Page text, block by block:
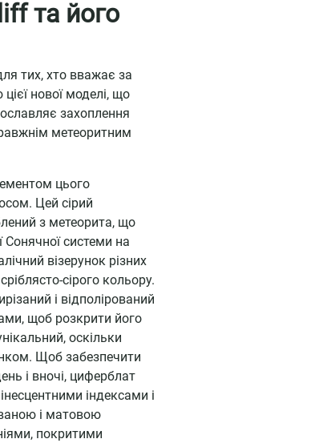
та його
тих, хто вважає за
нової моделі, що
захоплення
метеоритним
цього
Цей сірий
з метеорита, що
системи на
візерунок різних
сірого кольору.
і відполірований
щоб розкрити його
оскільки
Щоб забезпечити
і вночі, циферблат
індексами і
і матовою
покритими